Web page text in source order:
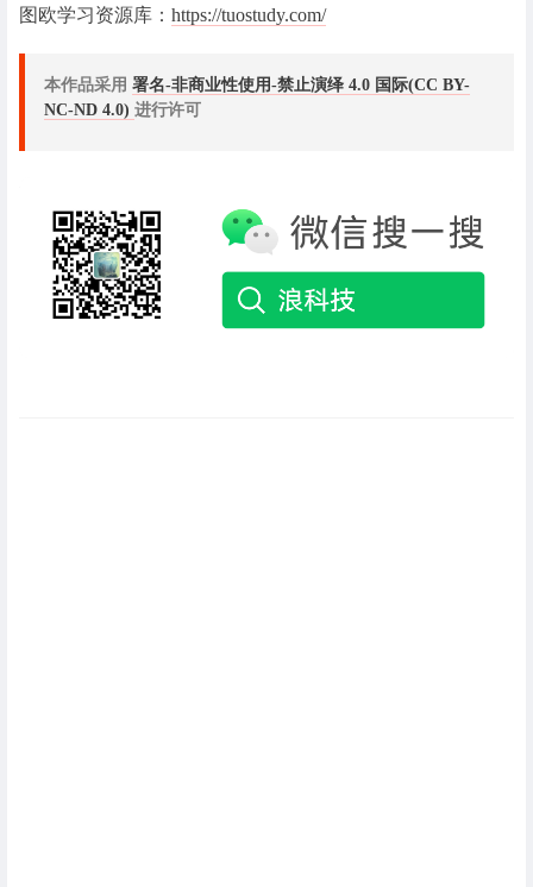
图欧学习资源库： https://tuostudy.com/
本作品采用 署名-非商业性使用-禁止演绎 4.0 国际(CC BY-
NC-ND 4.0) 进行许可